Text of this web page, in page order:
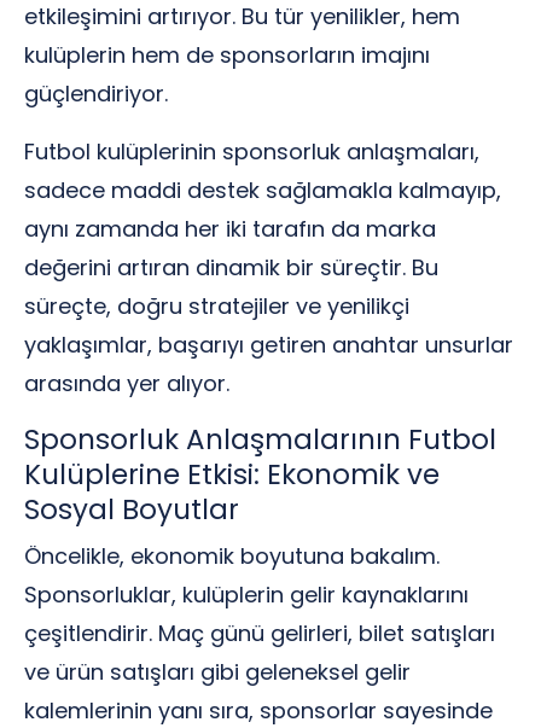
etkileşimini artırıyor. Bu tür yenilikler, hem
kulüplerin hem de sponsorların imajını
güçlendiriyor.
Futbol kulüplerinin sponsorluk anlaşmaları,
sadece maddi destek sağlamakla kalmayıp,
aynı zamanda her iki tarafın da marka
değerini artıran dinamik bir süreçtir. Bu
süreçte, doğru stratejiler ve yenilikçi
yaklaşımlar, başarıyı getiren anahtar unsurlar
arasında yer alıyor.
Sponsorluk Anlaşmalarının Futbol
Kulüplerine Etkisi: Ekonomik ve
Sosyal Boyutlar
Öncelikle, ekonomik boyutuna bakalım.
Sponsorluklar, kulüplerin gelir kaynaklarını
çeşitlendirir. Maç günü gelirleri, bilet satışları
ve ürün satışları gibi geleneksel gelir
kalemlerinin yanı sıra, sponsorlar sayesinde